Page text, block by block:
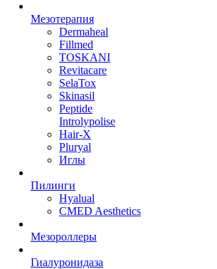
Мезотерапия
Dermaheal
Fillmed
TOSKANI
Revitacare
SelaTox
Skinasil
Peptide
Introlypolise
Hair-X
Pluryal
Иглы
Пилинги
Hyalual
CMED Aesthetics
Мезороллеры
Гиалуронидаза